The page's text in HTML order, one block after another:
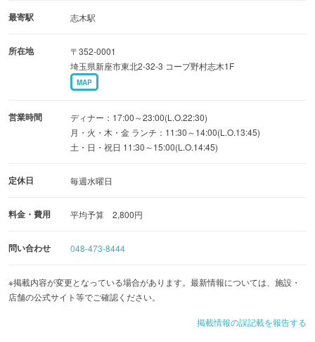
最寄駅 志木駅
所在地
〒352-0001
埼玉県新座市東北2-32-3 コープ野村志木1F
MAP
営業時間
ディナー：17:00～23:00(L.O.22:30)
月・火・木・金 ランチ：11:30～14:00(L.O.13:45)
土・日・祝日 11:30～15:00(L.O.14:45)
定休日 毎週水曜日
料金・費用 平均予算 2,800円
問い合わせ 048-473-8444
※掲載内容が変更となっている場合があります。最新情報については、施設・
店舗の公式サイト等でご確認ください。
掲載情報の誤記載を報告する